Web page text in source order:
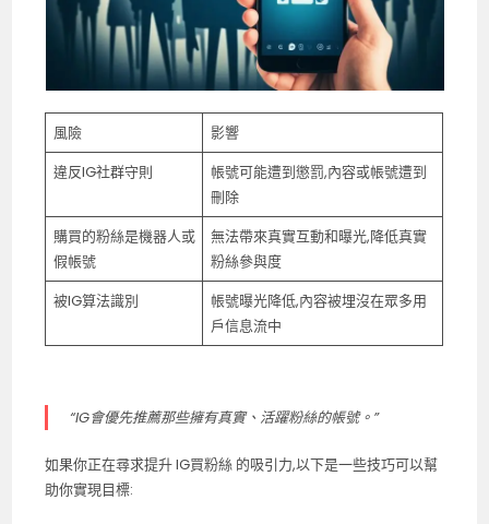
風險
影響
違反IG社群守則
帳號可能遭到懲罰,內容或帳號遭到
刪除
購買的粉絲是機器人或
假帳號
無法帶來真實互動和曝光,降低真實
粉絲參與度
被IG算法識別
帳號曝光降低,內容被埋沒在眾多用
戶信息流中
“IG會優先推薦那些擁有真實、活躍粉絲的帳號。”
如果你正在尋求提升IG買粉絲 的吸引力,以下是一些技巧可以幫
助你實現目標: